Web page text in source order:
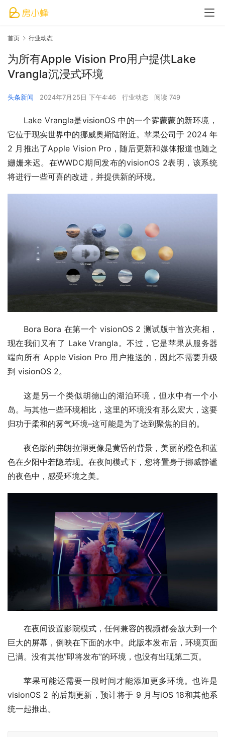
首页 行业动态
为所有Apple Vision Pro用户提供Lake
Vrangla沉浸式环境
头条新闻 2024年7月25日 下午4:46 行业动态 阅读 749
Lake Vrangla是visionOS 中的一个雾蒙蒙的新环境，
它位于现实世界中的挪威奥斯陆附近。苹果公司于 2024 年
2 月推出了Apple Vision Pro，随后更新和媒体报道也随之
姗姗来迟。在WWDC期间发布的visionOS 2表明，该系统
将进行一些可喜的改进，并提供新的环境。
Bora Bora 在第一个 visionOS 2 测试版中首次亮相，
现在我们又有了 Lake Vrangla。不过，它是苹果从服务器
端向所有 Apple Vision Pro 用户推送的，因此不需要升级
到 visionOS 2。
这是另一个类似胡德山的湖泊环境，但水中有一个小
岛。与其他一些环境相比，这里的环境没有那么宏大，这要
归功于柔和的雾气环境–这可能是为了达到聚焦的目的。
夜色版的弗朗拉湖更像是黄昏的背景，美丽的橙色和蓝
色在夕阳中若隐若现。在夜间模式下，您将置身于挪威静谧
的夜色中，感受环境之美。
在夜间设置影院模式，任何兼容的视频都会放大到一个
巨大的屏幕，倒映在下面的水中。此版本发布后，环境页面
已满。没有其他”即将发布”的环境，也没有出现第二页。
苹果可能还需要一段时间才能添加更多环境。也许是
visionOS 2 的后期更新，预计将于 9 月与iOS 18和其他系
统一起推出。